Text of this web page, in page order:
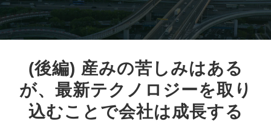
パートナーシップ/アライアンス
ログイン
(後編) 産みの苦しみはある
が、最新テクノロジーを取り
込むことで会社は成長する